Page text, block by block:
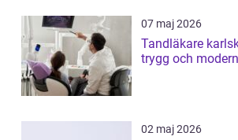
07 maj 2026
Tandläkare karlskrona så
trygg och
02 maj 2026